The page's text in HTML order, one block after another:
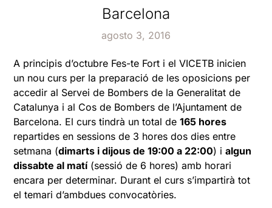
Barcelona
agosto 3, 2016
A principis d’octubre Fes-te Fort i el VICETB inicien
un nou curs per la preparació de les oposicions per
accedir al Servei de Bombers de la Generalitat de
Catalunya i al Cos de Bombers de l’Ajuntament de
Barcelona. El curs tindrà un total de165 hores
repartides en sessions de 3 hores dos dies entre
setmana (dimarts i dijous de 19:00 a 22:00) ialgun
dissabte al matí(sessió de 6 hores) amb horari
encara per determinar. Durant el curs s’impartirà tot
el temari d’ambdues convocatòries.